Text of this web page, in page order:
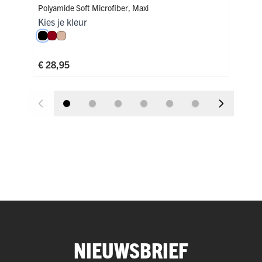
Polyamide Soft Microfiber, Maxi
Kies je kleur
Zwart
Donkerrood
Caffè Latte
€ 28,95
NIEUWSBRIEF